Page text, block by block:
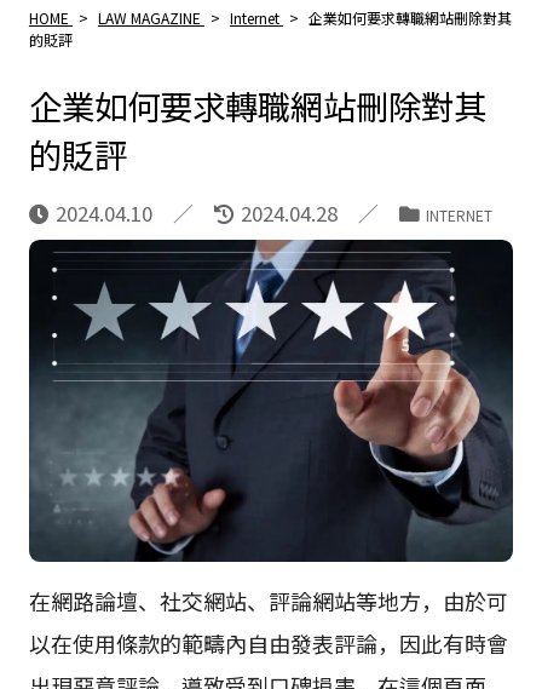
HOME > LAW MAGAZINE > Internet > 企業如何要求轉職網站刪除對其
的貶評
企業如何要求轉職網站刪除對其
的貶評
2024.04.10 2024.04.28 INTERNET
在網路論壇、社交網站、評論網站等地方，由於可
以在使用條款的範疇內自由發表評論，因此有時會